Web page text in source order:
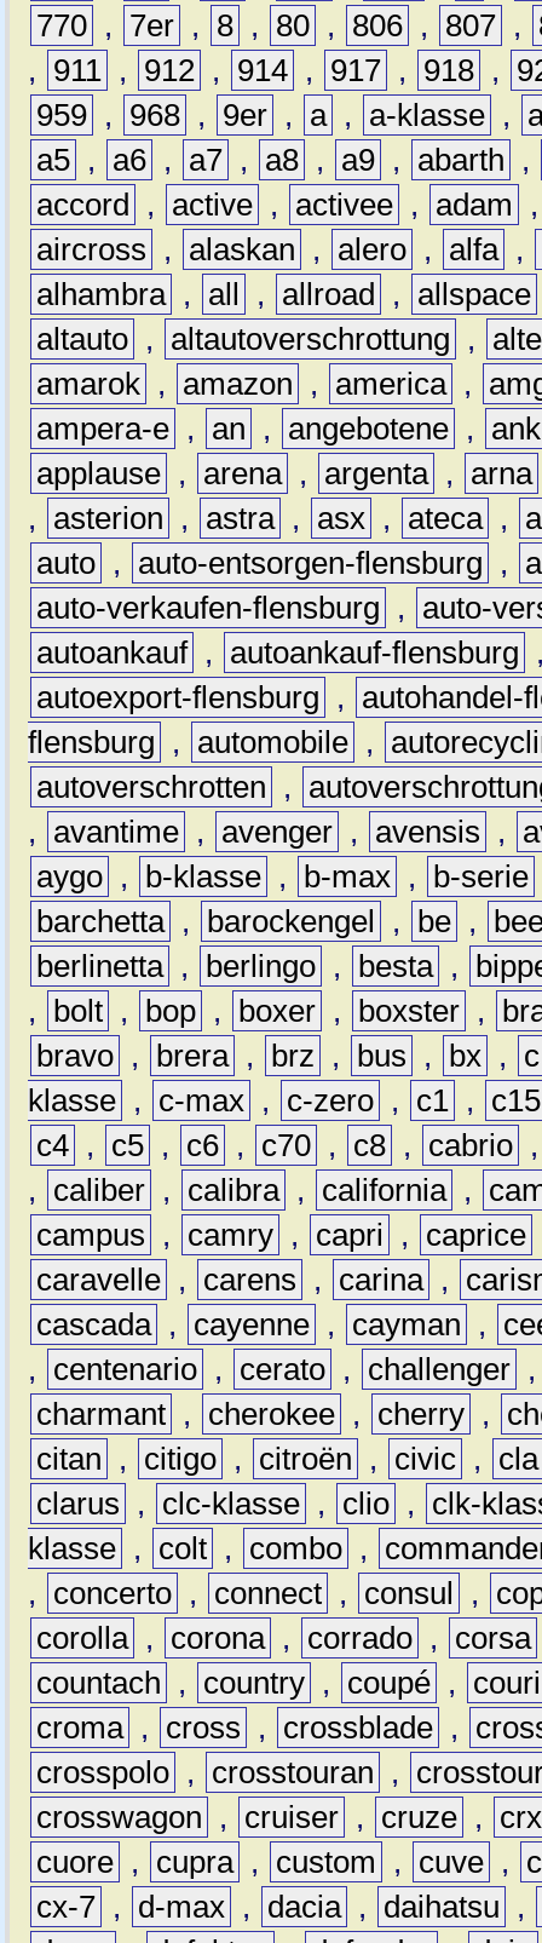
770 , 7er , 8 , 80 , 806 , 807 ,
,
911 , 912 , 914 , 917 , 918 ,
959 , 968 , 9er , a , a-klasse ,
a5 , a6 , a7 , a8 , a9 , abarth
,
accord
, active , activee , adam
aircross
, alaskan , alero , alfa ,
alhambra , all , allroad , allspace
altauto , altautoverschrottung ,
amarok , amazon , america ,
ampera-e , an , angebotene ,
applause , arena , argenta , arna
,
asterion , astra , asx , ateca ,
auto , auto-entsorgen-flensburg ,
auto-verkaufen-flensburg
,
auto-
autoankauf , autoankauf-flensburg
autoexport-flensburg
,
autohandel-
flensburg
, automobile ,
autoverschrotten
,
,
avantime , avenger , avensis ,
aygo , b-klasse , b-max , b-serie
barchetta , barockengel , be ,
berlinetta , berlingo , besta ,
,
bolt , bop , boxer , boxster ,
bravo , brera , brz , bus , bx ,
c
klasse , c-max , c-zero , c1 ,
c15
c4 , c5 , c6 , c70 , c8 , cabrio
,
caliber , calibra , california ,
campus
, camry , capri , caprice
caravelle , carens , carina ,
cascada , cayenne , cayman ,
,
centenario , cerato , challenger
charmant , cherokee , cherry ,
citan
, citigo , citroën , civic ,
cla
clarus
, clc-klasse , clio ,
clk-
klasse , colt , combo ,
,
concerto , connect , consul ,
corolla , corona , corrado , corsa
countach
, country , coupé ,
croma , cross , crossblade ,
crosspolo , crosstouran ,
crosswagon
, cruiser , cruze ,
crx
cuore , cupra , custom , cuve ,
cx-7 , d-max , dacia , daihatsu
,